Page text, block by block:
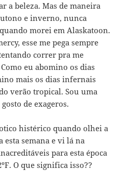
a beleza. Mas de maneira
e inverno, nunca
morei em Alaskatoon.
esse me pega sempre
correr pra me
eu abomino os dias
mais os dias infernais
verão tropical. Sou uma
de exageros.
histérico quando olhei a
esta semana e vi lá na
para esta época
O que significa isso??